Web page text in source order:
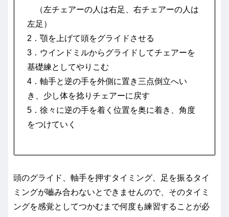
（左チェアーの人は右足、右チェアーの人は
左足）
2．顎を上げて頭をグライドさせる
3．ウインドミルからグライドしてチェアーを
基礎練としてやりこむ
4．軸手と逆の手を外側に置き三点倒立へい
き、少し体を捻りチェアーに戻す
5．徐々に逆の手を着く位置を奥に着き、角度
をつけていく
頭のグライド、軸手を押すタイミング、足を振るタイ
ミングが嚙み合わないとできませんので、そのタイミ
ングを感覚としてつかむまで何度も練習することが必